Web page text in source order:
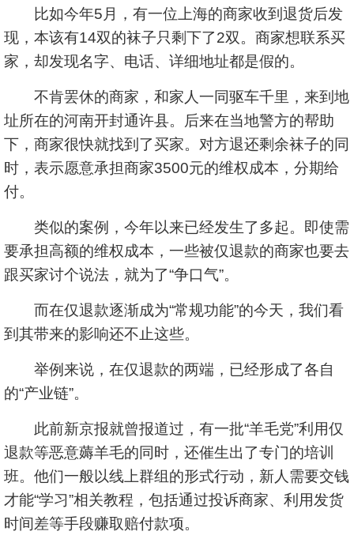
比如今年5月，有一位上海的商家收到退货后发
现，本该有14双的袜子只剩下了2双。商家想联系买
家，却发现名字、电话、详细地址都是假的。
不肯罢休的商家，和家人一同驱车千里，来到地
址所在的河南开封通许县。后来在当地警方的帮助
下，商家很快就找到了买家。对方退还剩余袜子的同
时，表示愿意承担商家3500元的维权成本，分期给
付。
类似的案例，今年以来已经发生了多起。即使需
要承担高额的维权成本，一些被仅退款的商家也要去
跟买家讨个说法，就为了“争口气”。
而在仅退款逐渐成为“常规功能”的今天，我们看
到其带来的影响还不止这些。
举例来说，在仅退款的两端，已经形成了各自
的“产业链”。
此前新京报就曾报道过，有一批“羊毛党”利用仅
退款等恶意薅羊毛的同时，还催生出了专门的培训
班。他们一般以线上群组的形式行动，新人需要交钱
才能“学习”相关教程，包括通过投诉商家、利用发货
时间差等手段赚取赔付款项。